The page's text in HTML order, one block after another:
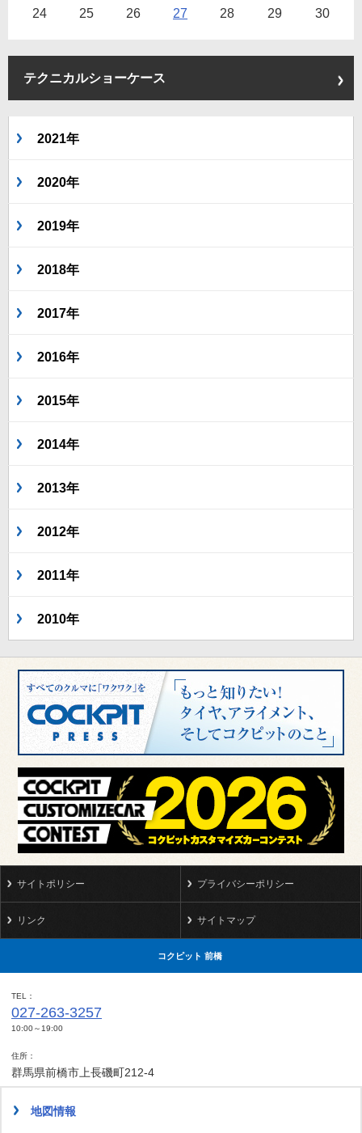
24 25 26 27 28 29 30
テクニカルショーケース
2021年
2020年
2019年
2018年
2017年
2016年
2015年
2014年
2013年
2012年
2011年
2010年
サイトポリシー プライバシーポリシー
リンク サイトマップ
コクピット 前橋
TEL
027-263-3257
10:00～19:00
住所
群馬県前橋市上長磯町212-4
地図情報